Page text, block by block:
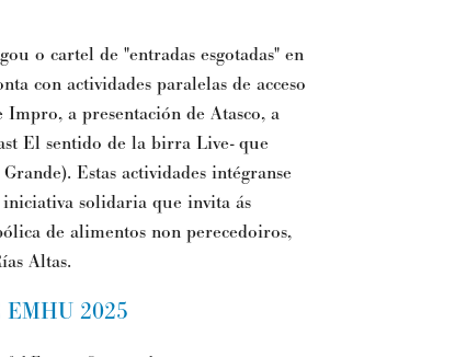
o cartel de "entradas esgotadas" en
con actividades paralelas de acceso
a presentación de Atasco, a
El sentido de la birra Live- que
Estas actividades intégranse
solidaria que invita ás
de alimentos non perecedoiros,
Altas.
EMHU 2025